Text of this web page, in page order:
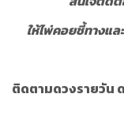
ให้ไพ่คอยชี้ทางแล
ติดตามดวงรายวัน